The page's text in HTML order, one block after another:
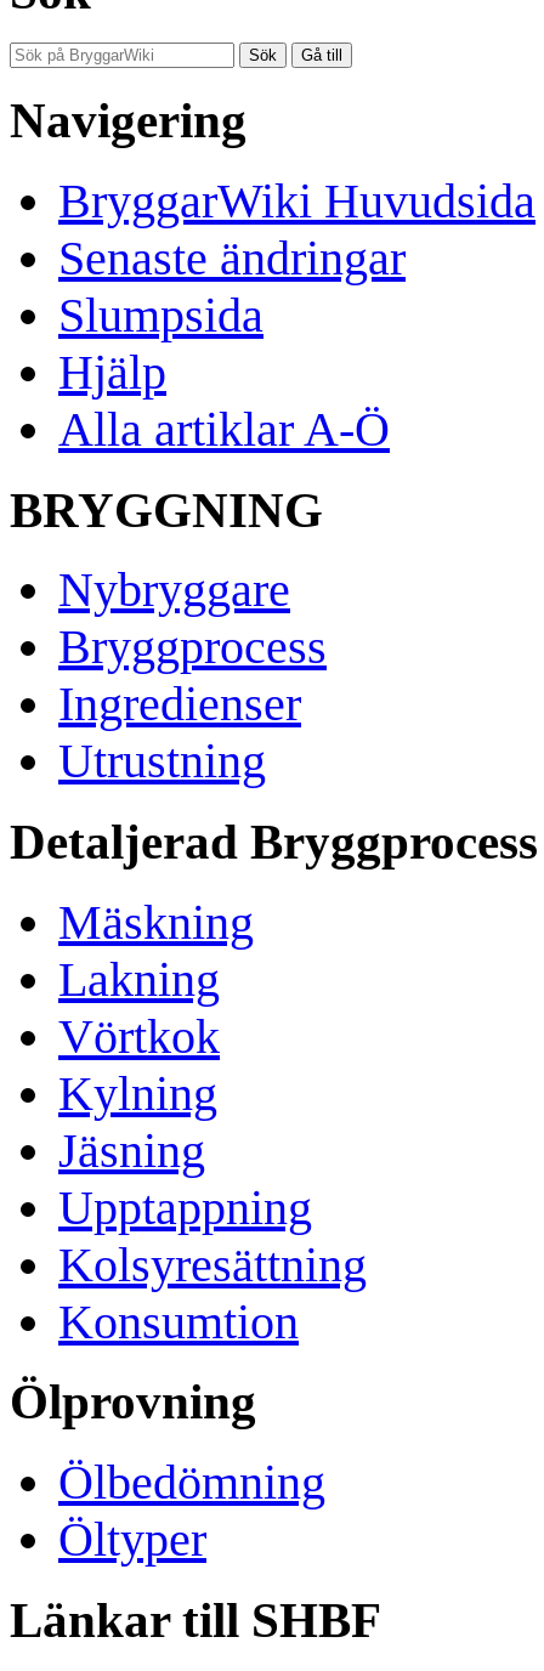
Navigering
BryggarWiki Huvudsida
Senaste ändringar
Slumpsida
Hjälp
Alla artiklar A-Ö
BRYGGNING
Nybryggare
Bryggprocess
Ingredienser
Utrustning
Detaljerad Bryggprocess
Mäskning
Lakning
Vörtkok
Kylning
Jäsning
Upptappning
Kolsyresättning
Konsumtion
Ölprovning
Ölbedömning
Öltyper
Länkar till SHBF